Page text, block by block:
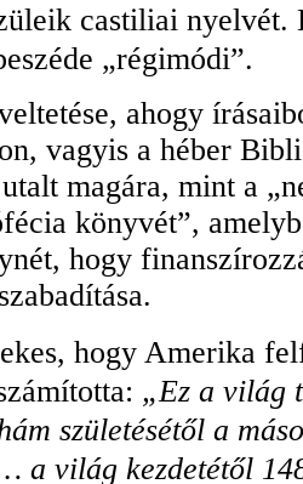
castiliai
„régimó­di”.
ahogy
vagyis a héber
magára, mint a
könyvét”,
hogy
hogy Amerika
„Ez a világ
születésétől a
a világ kezdetétől